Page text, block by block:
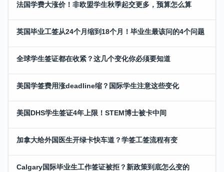
法国学费大涨价！非欧盟学生秋季起交更多，预算怎么算
英国毕业工签从24个月缩到18个月！毕业生最该问的4个问题
全球学生签证都在收紧？这几个变化你必须要知道
美国学签费用涨deadline缩？国际学生注意这些变化
美国DHS学生签证4年上限！STEM博士被卡中间
加拿大给外国医生开绿卡快车道？学签工签流程有变
Calgary国际毕业生工作签证被拒？新政策到底怎么变的